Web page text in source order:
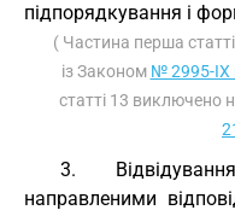
підпорядкування і
( Частина перша
із Законом № 2995-IX
статті 13 виключено
3.
направленими